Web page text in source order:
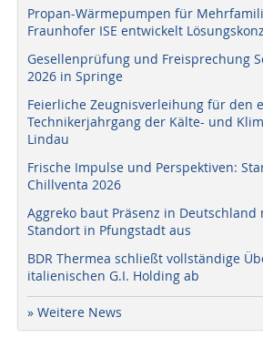
Propan-Wärmepumpen für
Fraunhofer ISE entwickelt
Gesellenprüfung und Freisprechung
2026 in Springe
Feierliche Zeugnisverleihung für den
Technikerjahrgang der Kälte- und
Lindau
Frische Impulse und Perspektiven:
Chillventa 2026
Aggreko baut Präsenz in Deutschland
Standort in Pfungstadt aus
BDR Thermea schließt vollständige
italienischen G.I. Holding ab
» Weitere News